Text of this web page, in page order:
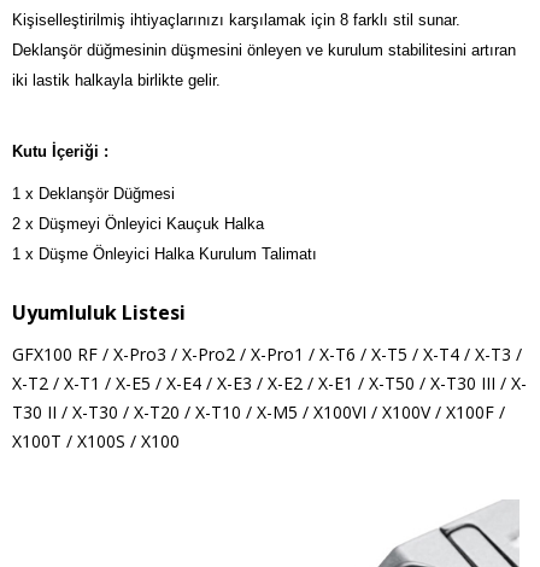
Kişiselleştirilmiş ihtiyaçlarınızı karşılamak için 8 farklı stil sunar.
Deklanşör düğmesinin düşmesini önleyen ve kurulum stabilitesini artıran
iki lastik halkayla birlikte gelir.
Kutu İçeriği :
1 x Deklanşör Düğmesi
2 x Düşmeyi Önleyici Kauçuk Halka
1 x Düşme Önleyici Halka Kurulum Talimatı
Uyumluluk Listesi
GFX100 RF / X-Pro3 / X-Pro2 / X-Pro1 / X-T6 / X-T5 / X-T4 / X-T3 /
X-T2 / X-T1 / X-E5 / X-E4 / X-E3 / X-E2 / X-E1 / X-T50 / X-T30 III / X-
T30 II / X-T30 / X-T20 / X-T10 / X-M5 / X100VI / X100V / X100F /
X100T / X100S / X100